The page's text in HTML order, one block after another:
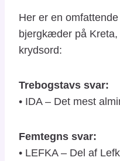
Her er en
bjergkæder på
krydsord:
Trebogstavs svar:
• IDA – Det mest
Femtegns svar:
• LEFKA – Del af